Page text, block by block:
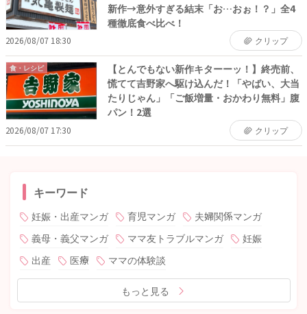
新作→意外すぎる結末「お…おぉ！？」全4
種徹底食べ比べ！
2026/08/07 18:30 クリップ
食・レシピ
【とんでもない新作キターーッ！】終売前、
慌てて吉野家へ駆け込んだ！「やばい、大当
たりじゃん」「ご飯増量・おかわり無料」腹
パン！2選
2026/08/07 17:30 クリップ
キーワード
妊娠・出産マンガ 育児マンガ
夫婦関係マンガ
義母・義父マンガ
ママ友トラブルマンガ
妊娠
出産
医療 ママの体験談
もっと見る